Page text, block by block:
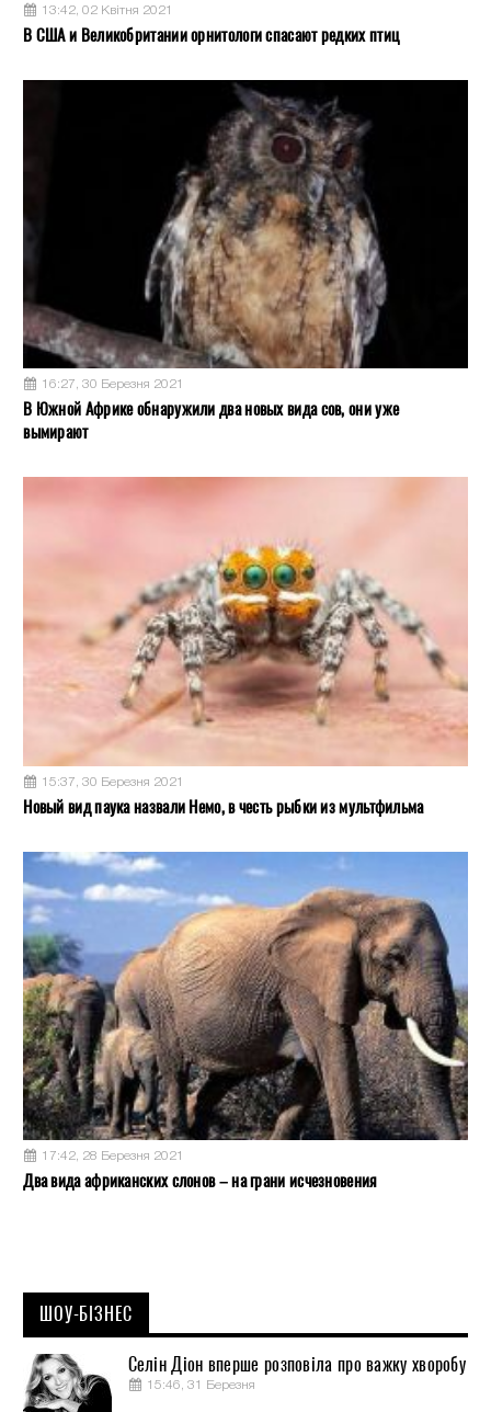
13:42, 02 Квітня 2021
В США и Великобритании орнитологи спасают редких птиц
16:27, 30 Березня 2021
В Южной Африке обнаружили два новых вида сов, они уже
вымирают
15:37, 30 Березня 2021
Новый вид паука назвали Немо, в честь рыбки из мультфильма
17:42, 28 Березня 2021
Два вида африканских слонов – на грани исчезновения
ШОУ-БІЗНЕС
Селін Діон вперше розповіла про важку хворобу
15:46, 31 Березня